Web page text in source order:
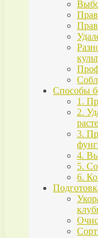
Способы
1.
2.
3.
4.
5.
6.